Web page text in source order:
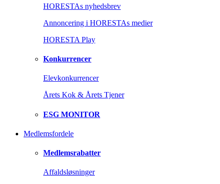
HORESTAs nyhedsbrev
Annoncering i HORESTAs medier
HORESTA Play
Konkurrencer
Elevkonkurrencer
Årets Kok & Årets Tjener
ESG MONITOR
Medlemsfordele
Medlemsrabatter
Affaldsløsninger